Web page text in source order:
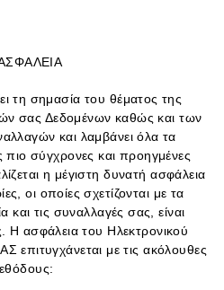
τη σημασία του θέματος της
σας Δεδομένων καθώς και των
και λαμβάνει όλα τα
πιο σύγχρονες και προηγμένες
η μέγιστη δυνατή ασφάλεια
οι οποίες σχετίζονται με τα
και τις συναλλαγές σας, είναι
Η ασφάλεια του Ηλεκτρονικού
επιτυγχάνεται με τις ακόλουθες